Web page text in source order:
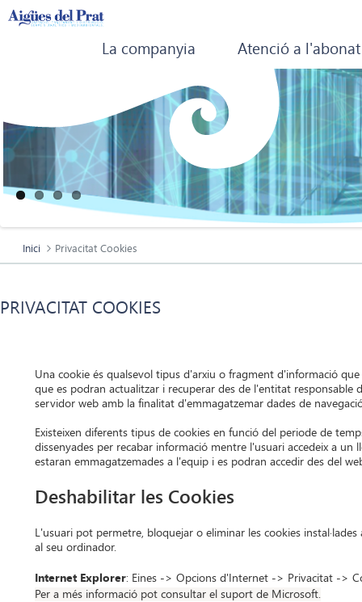
La companyia Atenció a l'abonat
Inici Privacitat Cookies
PRIVACITAT COOKIES
Una cookie és qualsevol tipus d'arxiu o fragment d'informació
que es podran actualitzar i recuperar des de l'entitat responsable
servidor web amb la finalitat d'emmagatzemar dades de
Existeixen diferents tipus de cookies en funció del periode de
dissenyades per recabar informació mentre l'usuari accedeix a un
estaran emmagatzemades a l'equip i es podran accedir des del
Deshabilitar les Cookies
L'usuari pot permetre, bloquejar o eliminar les cookies
al seu ordinador.
Internet Explorer: Eines -> Opcions d'Internet -> Privacitat ->
Per a més informació pot consultar el suport de Microsoft.